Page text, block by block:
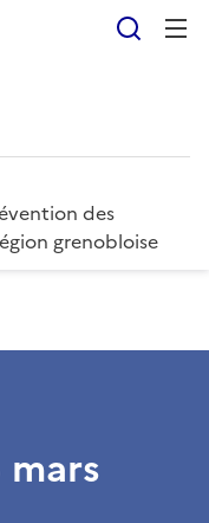
des
grenobloise